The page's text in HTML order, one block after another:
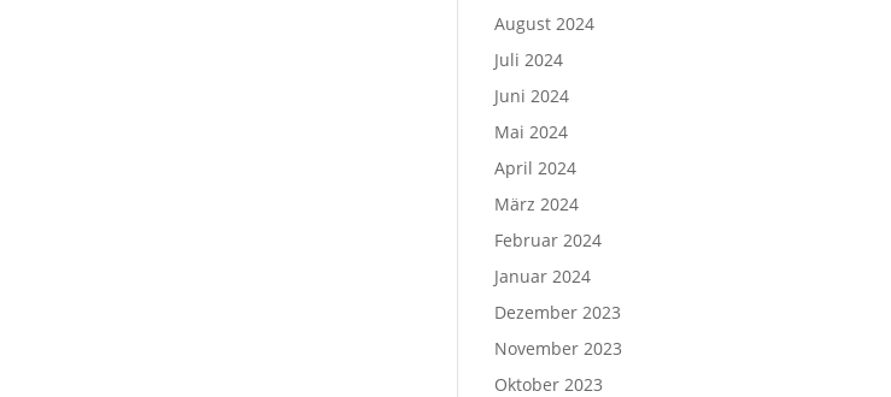
August 2024
Juli 2024
Juni 2024
Mai 2024
April 2024
März 2024
Februar 2024
Januar 2024
Dezember 2023
November 2023
Oktober 2023